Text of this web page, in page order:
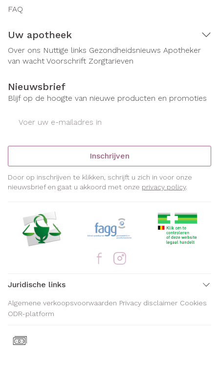
FAQ
Uw apotheek
Over ons Nuttige links Gezondheidsnieuws Apotheker
van wacht Voorschrift Zorgtarieven
Nieuwsbrief
Blijf op de hoogte van nieuwe producten en promoties
Inschrijven
Door op inschrijven te klikken, schrijft u zich in voor onze
nieuwsbrief en gaat u akkoord met onze privacy policy.
Juridische links
Algemene verkoopsvoorwaarden Privacy disclaimer Cookies
ODR-platform